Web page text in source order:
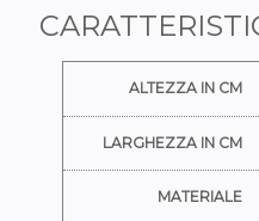
ALTEZZA IN CM
LARGHEZZA IN CM
MATERIALE